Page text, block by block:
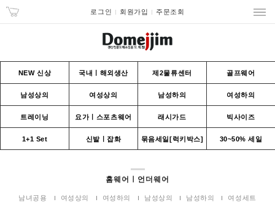
로그인 회원가입 주문조회
NEW 신상 국내ㅣ해외생산 제2물류센터 골프웨어
남성상의 여성상의 남성하의 여성하의
트레이닝 요가ㅣ스포츠웨어 래시가드 빅사이즈
1+1 Set 신발ㅣ잡화 묶음세일[럭키박스] 30~50% 세일
홈웨어ㅣ언더웨어
남녀공용 여성상의 여성하의 남성상의 남성하의
여성세트